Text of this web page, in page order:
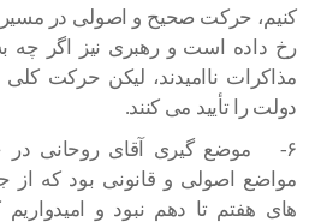
کنیم، حرکت صحیح و اصولی در مسیر
رخ داده است و رهبری نیز اگر چه
مذاکرات ناامیدند، لیکن حرکت
دولت را تأیید می کنند.
۶- موضع گیری آقای روحانی
مواضع اصولی و قانونی بود که
های هفتم تا دهم نبود و